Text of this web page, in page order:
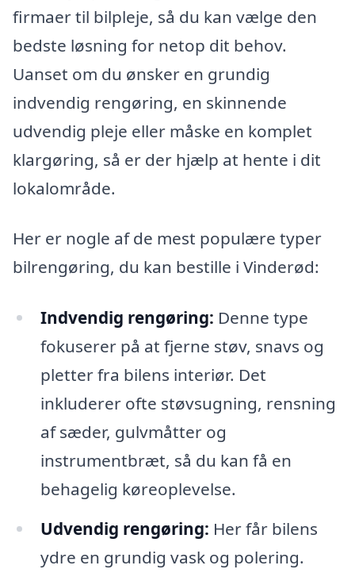
firmaer til bilpleje, så du kan vælge den
bedste løsning for netop dit behov.
Uanset om du ønsker en grundig
indvendig rengøring, en skinnende
udvendig pleje eller måske en komplet
klargøring, så er der hjælp at hente i dit
lokalområde.
Her er nogle af de mest populære typer
bilrengøring, du kan bestille i Vinderød:
Indvendig rengøring: Denne type
fokuserer på at fjerne støv, snavs og
pletter fra bilens interiør. Det
inkluderer ofte støvsugning, rensning
af sæder, gulvmåtter og
instrumentbræt, så du kan få en
behagelig køreoplevelse.
Udvendig rengøring: Her får bilens
ydre en grundig vask og polering.